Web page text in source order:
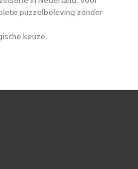
puzzelbeleving zonder
keuze.